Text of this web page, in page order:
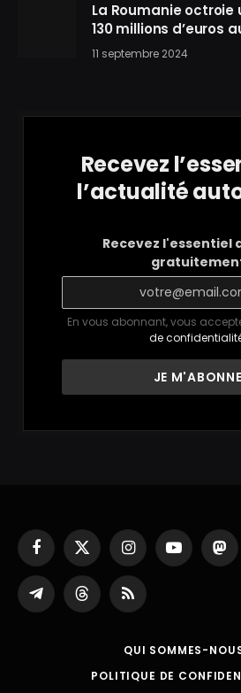
La Roumanie octroie
130 millions d’euros
11 septembre 2024
Recevez
l’actualité
Recevez l'essentiel
En vous abonnant, vous
de
Facebook
X
(Twitter)
InstagramYouTube
Partager
sur
ThreadsRSS
QUI SOMMES-
POLITIQUE DE